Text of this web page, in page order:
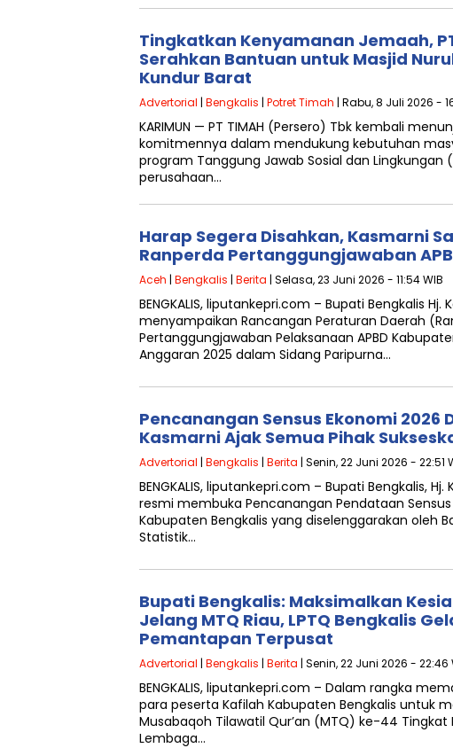
Tingkatkan Kenyamanan Jemaah,
Serahkan Bantuan untuk Masjid
Kundur Barat
Advertorial | Bengkalis | Potret Timah | Rabu, 8 Juli 2026 -
KARIMUN — PT TIMAH (Persero) Tbk kembali
komitmennya dalam mendukung kebutuhan
program Tanggung Jawab Sosial dan Lingkungan
perusahaan…
Harap Segera Disahkan, Kasmarni
Ranperda Pertanggungjawaban
Aceh | Bengkalis | Berita | Selasa, 23 Juni 2026 - 11:54 WIB
BENGKALIS, liputankepri.com – Bupati Bengkalis Hj.
menyampaikan Rancangan Peraturan Daerah
Pertanggungjawaban Pelaksanaan APBD
Anggaran 2025 dalam Sidang Paripurna…
Pencanangan Sensus Ekonomi 2026
Kasmarni Ajak Semua Pihak
Advertorial | Bengkalis | Berita | Senin, 22 Juni 2026 - 22:51
BENGKALIS, liputankepri.com – Bupati Bengkalis,
resmi membuka Pencanangan Pendataan Sensus
Kabupaten Bengkalis yang diselenggarakan oleh
Statistik…
Bupati Bengkalis: Maksimalkan
Jelang MTQ Riau, LPTQ Bengkalis
Pemantapan Terpusat
Advertorial | Bengkalis | Berita | Senin, 22 Juni 2026 - 22:46
BENGKALIS, liputankepri.com – Dalam rangka
para peserta Kafilah Kabupaten Bengkalis untuk
Musabaqoh Tilawatil Qur’an (MTQ) ke-44 Tingkat
Lembaga…